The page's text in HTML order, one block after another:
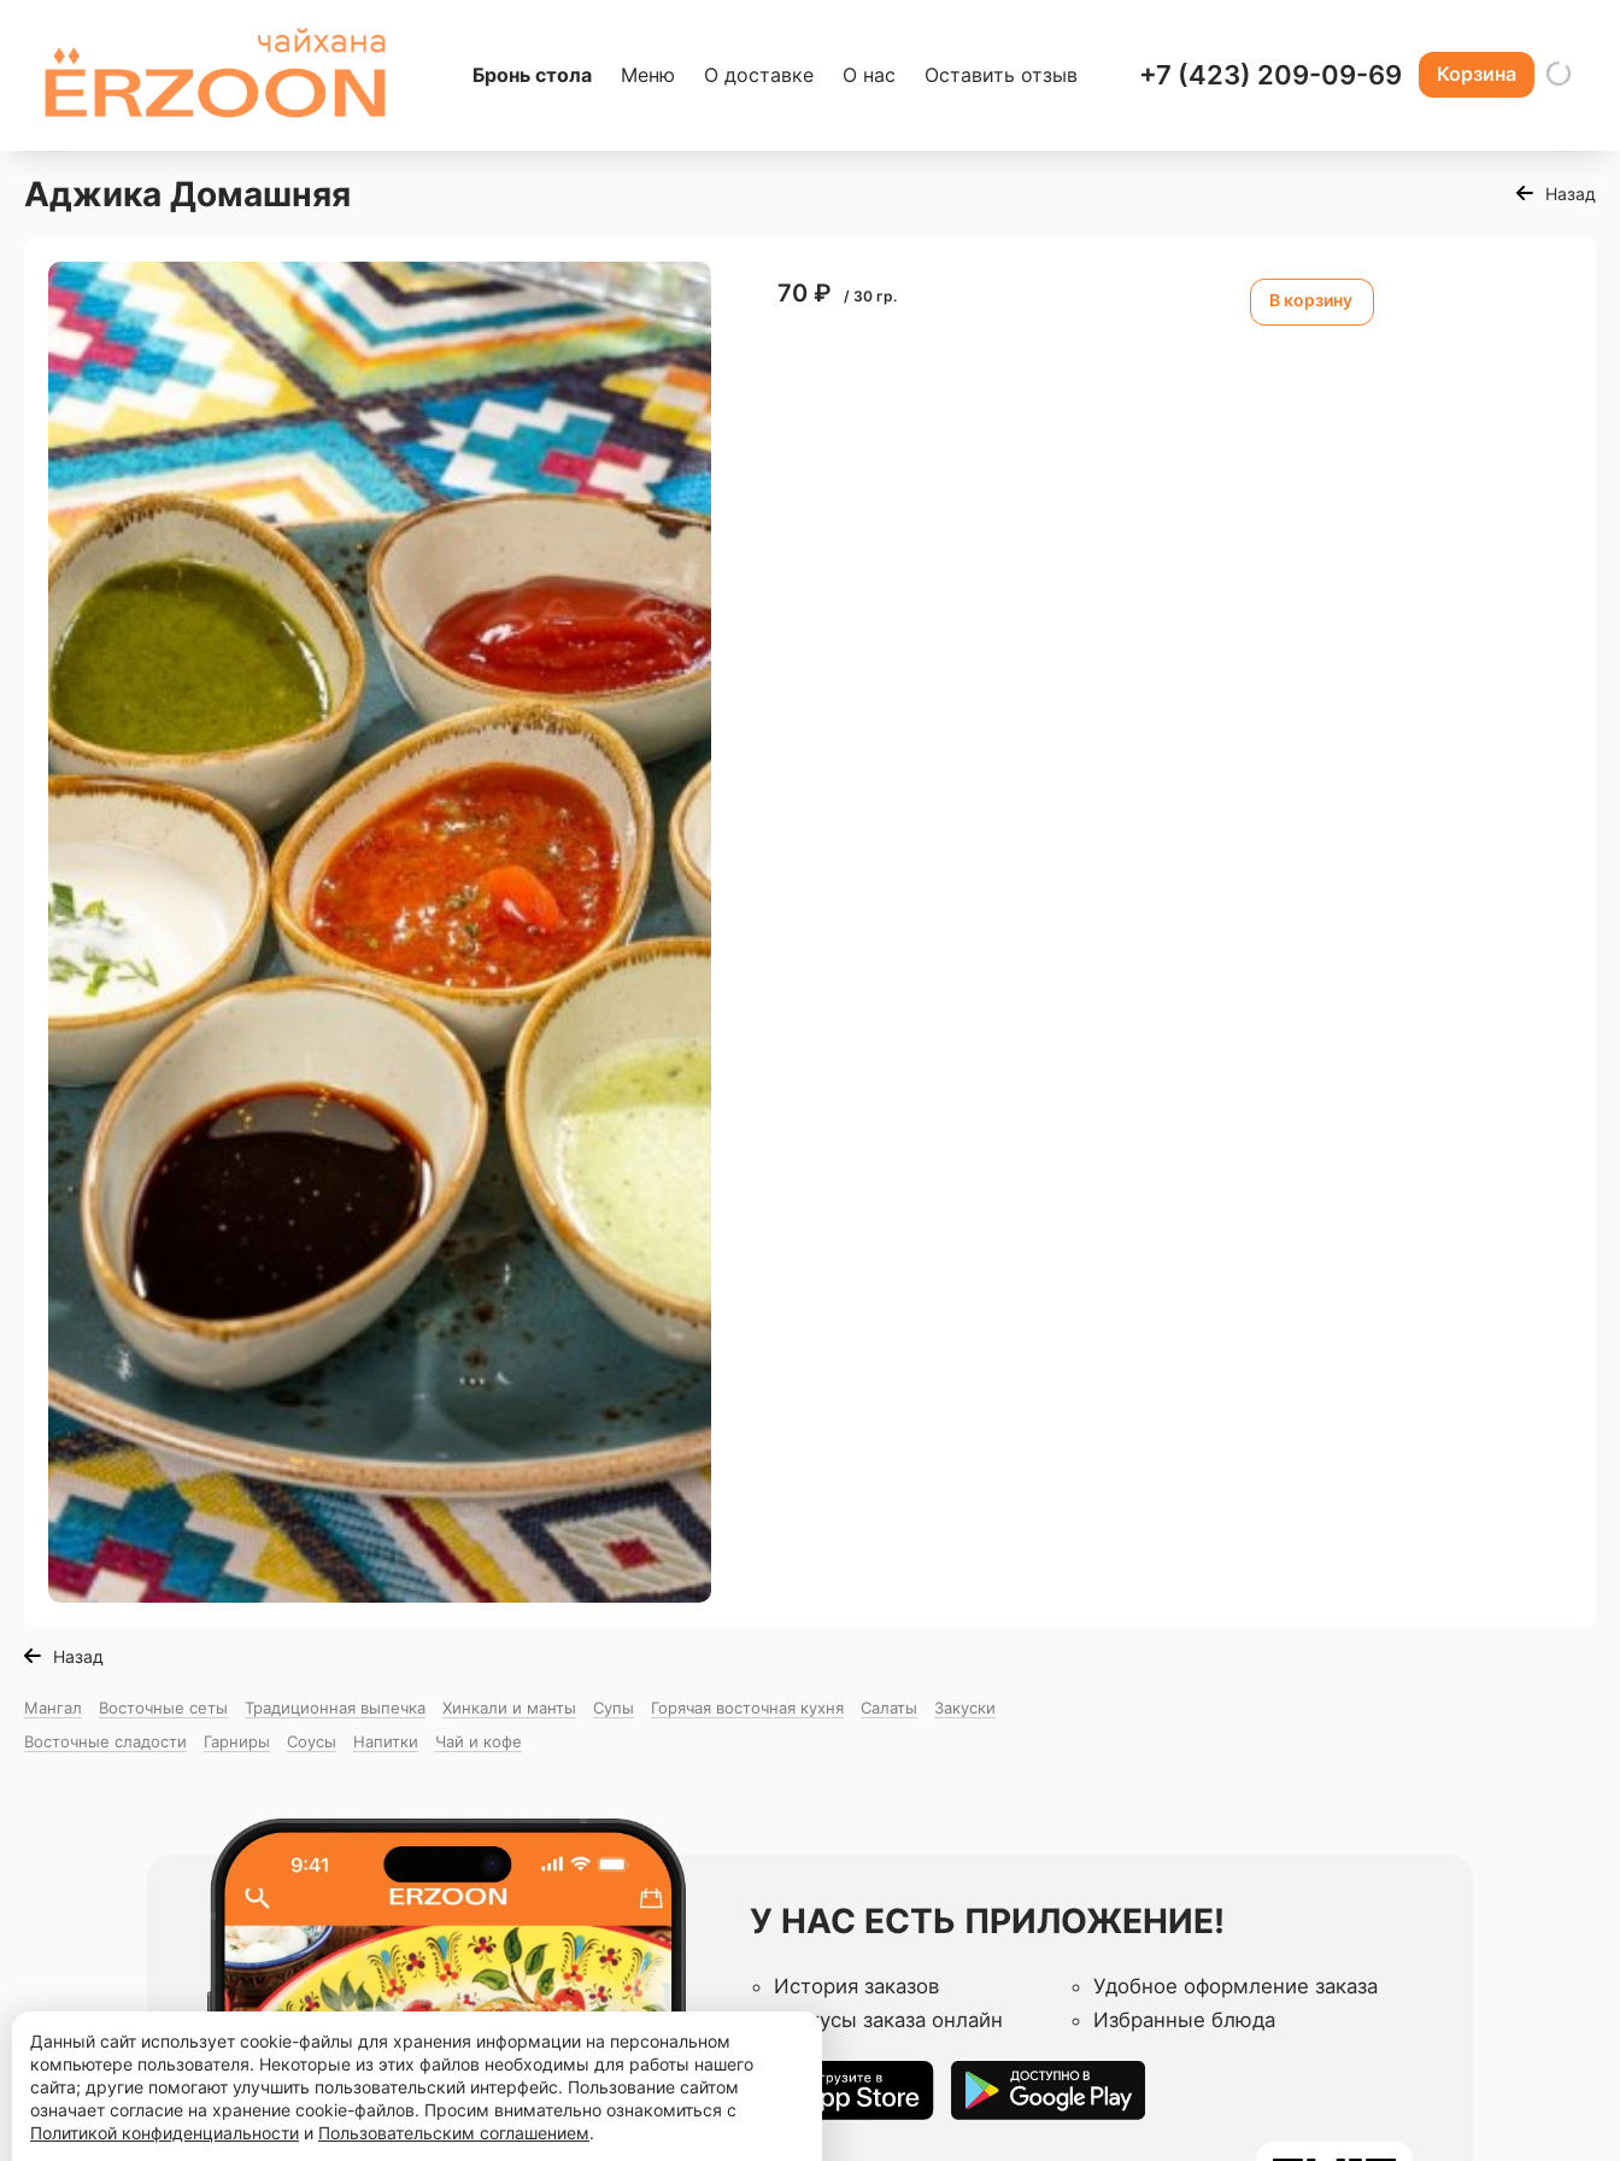
Бронь стола Меню О доставке О нас Оставить отзыв +7 (423) 209-09-69 Корзина
Аджика Домашняя Назад
70 ₽ / 30 гр. В корзину
Назад
Мангал Восточные сеты Традиционная выпечка Хинкали и манты Супы Горячая восточная куxня Салаты
Закуски
Восточные сладости
Гарниры Соусы Напитки Чай и кофе
У НАС ЕСТЬ ПРИЛОЖЕНИЕ!
История заказов
Удобное оформление заказа
Статусы заказа онлайн
Избранные блюда
Данный сайт использует cookie-файлы для хранения информации на персональном
компьютере пользователя. Некоторые из этих файлов необходимы для работы нашего
сайта; другие помогают улучшить пользовательский интерфейс. Пользование сайтом
означает согласие на хранение cookie-файлов. Просим внимательно ознакомиться с
Политикой конфиденциальности и Пользовательским соглашением.